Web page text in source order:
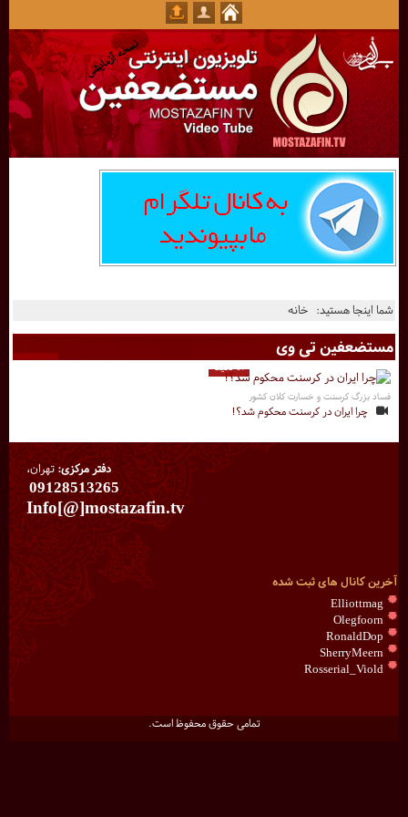
شما اینجا هستید:خانه
مستضعفین تی وی
17 دقیقه
فساد بزرگ کرسنت و خسارت کلان کشور
چرا ایران در کرسنت محکوم شد؟!
دفتر مرکزی:تهران،
09128513265
Info[@]mostazafin.tv
آخرین کانال های ثبت شده
Elliottmag
Olegfoorn
RonaldDop
SherryMeern
Rosserial_Viold
تمامی حقوق محفوظ است.